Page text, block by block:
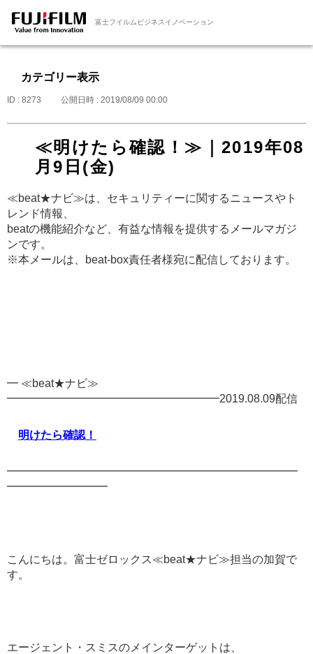
富士フイルムビジネスイノベーション
カテゴリー表示
ID : 8273 公開日時 : 2019/08/09 00:00
≪明けたら確認！≫｜2019年08
月9日(金)
≪beat★ナビ≫は、セキュリティーに関するニュースやト
レンド情報、
beatの機能紹介など、有益な情報を提供するメールマガジ
ンです。
※本メールは、beat-box責任者様宛に配信しております。
━ ≪beat★ナビ≫
━━━━━━━━━━━━━━━━━━━2019.08.09配信
明けたら確認！
━━━━━━━━━━━━━━━━━━━━━━━━━━
━━━━━━━━━
こんにちは。富士ゼロックス≪beat★ナビ≫担当の加賀で
す。
エージェント・スミスのメインターゲットは、